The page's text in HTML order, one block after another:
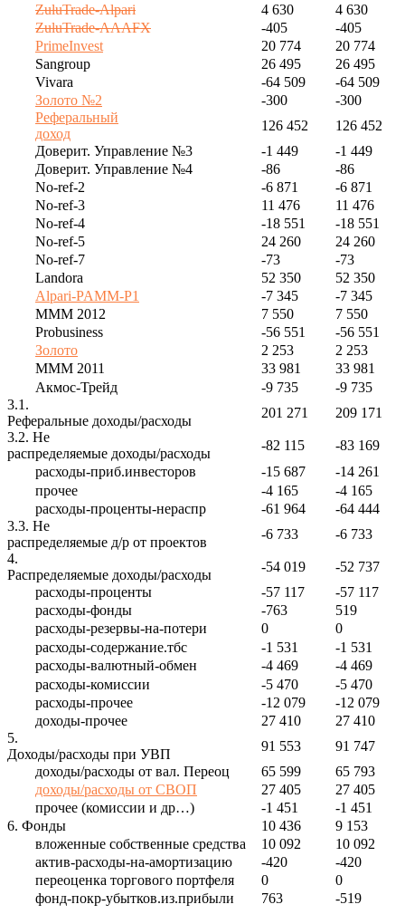
ZuluTrade-Alpari
4 630
4 630
ZuluTrade-AAAFX
-405
-405
PrimeInvest
20 774
20 774
Sangroup
26 495
26 495
Vivara
-64 509
-64 509
Золото №2
-300
-300
Реферальный
доход
126 452
126 452
Доверит. Управление №3
-1 449
-1 449
Доверит. Управление №4
-86
-86
No-ref-2
-6 871
-6 871
No-ref-3
11 476
11 476
No-ref-4
-18 551
-18 551
No-ref-5
24 260
24 260
No-ref-7
-73
-73
Landora
52 350
52 350
Alpari-PAMM-P1
-7 345
-7 345
МММ 2012
7 550
7 550
Probusiness
-56 551
-56 551
Золото
2 253
2 253
МММ 2011
33 981
33 981
Акмос-Трейд
-9 735
-9 735
3.1.
Реферальные доходы/расходы
201 271
209 171
3.2. Не
распределяемые доходы/расходы
-82 115
-83 169
расходы-приб.инвесторов
-15 687
-14 261
прочее
-4 165
-4 165
расходы-проценты-нераспр
-61 964
-64 444
3.3. Не
распределяемые д/р от проектов
-6 733
-6 733
4.
Распределяемые доходы/расходы
-54 019
-52 737
расходы-проценты
-57 117
-57 117
расходы-фонды
-763
519
расходы-резервы-на-потери
0
0
расходы-содержание.тбс
-1 531
-1 531
расходы-валютный-обмен
-4 469
-4 469
расходы-комиссии
-5 470
-5 470
расходы-прочее
-12 079
-12 079
доходы-прочее
27 410
27 410
5.
Доходы/расходы при УВП
91 553
91 747
доходы/расходы от вал. Переоц
65 599
65 793
доходы/расходы от СВОП
27 405
27 405
прочее (комиссии и др…)
-1 451
-1 451
6. Фонды
10 436
9 153
вложенные собственные средства
10 092
10 092
актив-расходы-на-амортизацию
-420
-420
переоценка торгового портфеля
0
0
фонд-покр-убытков.из.прибыли
763 -519